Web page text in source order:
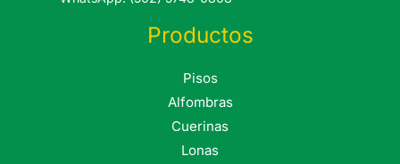
Productos
Pisos
Alfombras
Cuerinas
Lonas